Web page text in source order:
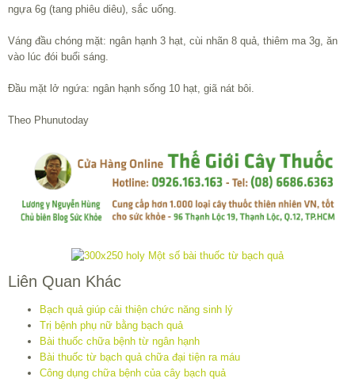
ngựa 6g (tang phiêu diêu), sắc uống.
Váng đầu chóng mặt: ngân hạnh 3 hạt, cùi nhãn 8 quả, thiêm ma 3g, ăn
vào lúc đói buổi sáng.
Đầu mặt lở ngứa: ngân hạnh sống 10 hạt, giã nát bôi.
Theo Phunutoday
Liên Quan Khác
Bạch quả giúp cải thiện chức năng sinh lý
Trị bệnh phụ nữ bằng bạch quả
Bài thuốc chữa bệnh từ ngân hạnh
Bài thuốc từ bạch quả chữa đại tiện ra máu
Công dụng chữa bệnh của cây bạch quả